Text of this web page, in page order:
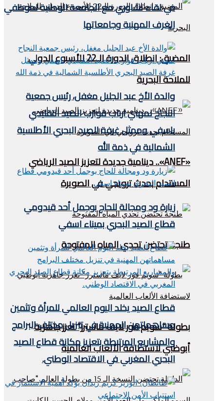
المضيق: انطلاق الدورة الـ22 للأسبوع الدولي
للملاحة البحرية
«ANEF».. دينامية جديدة لتعزيز الصيد الرياضي
المستدام بحدث ترويجي في الصويرة
طنجة تحتضن تحدي المياه المفتوحة
بطولة “سويم فور لايف ماسترز” تعزز جاهزية
أبوظبي لاستضافة الألعاب العالمية
في لقاء تشاوري مع الجامعة الوطنية لموظفي
الغرف المهنية وجامعاتها
والدة الأخ عبد الجليل مغفل، رئيس جمعية
النجاح لمهني ارباب قوارب الصيد التقليدي
باسفي وممثل غرفة الصيد البحري الأطلسية
الشمالية في ذمة الله
زيارة ود ومجالة للحاج بوجمل أحد قيدومي
قطاع الصيد البحري بميناء اسفي
قطاع الصيد يخلد اليوم العالمي للمرأة وتثمين
مساهماتهن المهنية في تنزيل مختلف البرامج
والمشاريع المرتبطة بتعزيز مكانة قطاع الصيد
البحري المغربي في الاقتصاد الوطني.